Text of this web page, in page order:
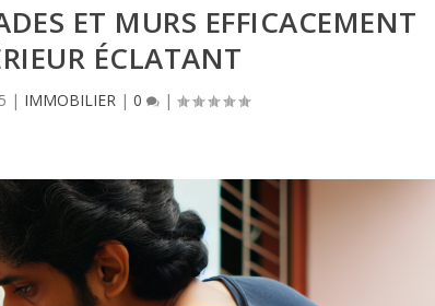
ET MURS EFFICACEMENT
ÉCLATANT
| IMMOBILIER |0 |